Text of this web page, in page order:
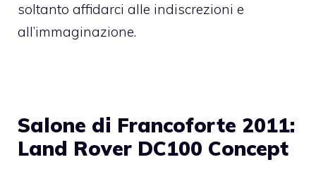
soltanto affidarci alle indiscrezioni e
all’immaginazione.
Salone di Francoforte 2011:
Land Rover DC100 Concept